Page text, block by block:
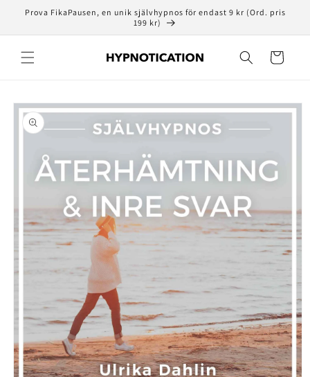
vidare
innehåll
Prova FikaPausen, en unik självhypnos för endast 9 kr (Ord. pris
199 kr)
Varukorg
vidare till